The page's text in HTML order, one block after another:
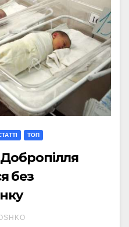
ТОП
без